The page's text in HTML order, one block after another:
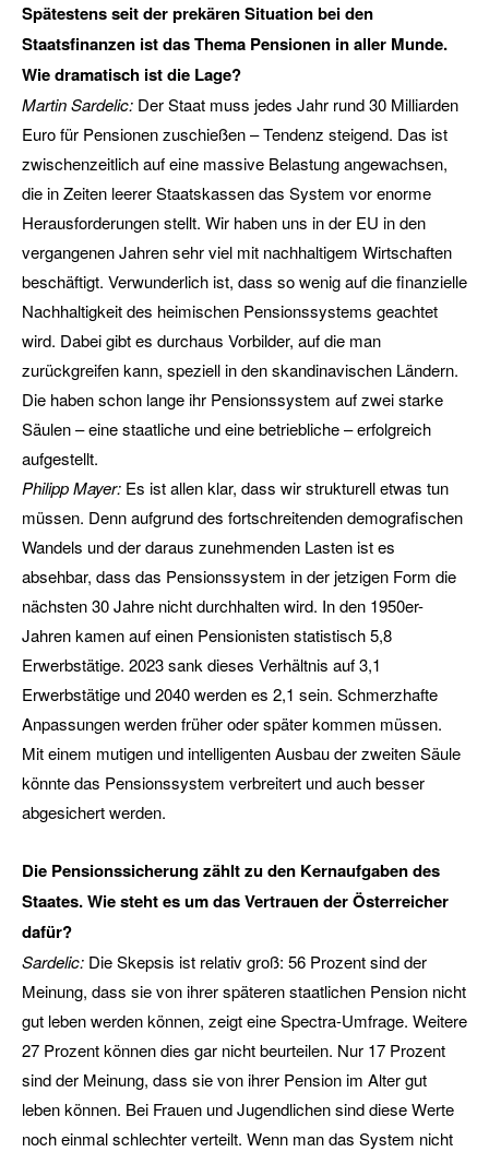
Spätestens seit der prekären Situation bei den
Staatsfinanzen ist das Thema Pensionen in aller Munde.
Wie dramatisch ist die Lage?
Martin Sardelic: Der Staat muss jedes Jahr rund 30 Milliarden
Euro für Pensionen zuschießen – Tendenz steigend. Das ist
zwischenzeitlich auf eine massive Belastung angewachsen,
die in Zeiten leerer Staatskassen das System vor enorme
Herausforderungen stellt. Wir haben uns in der EU in den
vergangenen Jahren sehr viel mit nachhaltigem Wirtschaften
beschäftigt. Verwunderlich ist, dass so wenig auf die finanzielle
Nachhaltigkeit des heimischen Pensionssystems geachtet
wird. Dabei gibt es durchaus Vorbilder, auf die man
zurückgreifen kann, speziell in den skandinavischen Ländern.
Die haben schon lange ihr Pensionssystem auf zwei starke
Säulen – eine staatliche und eine betriebliche – erfolgreich
aufgestellt.
Philipp Mayer: Es ist allen klar, dass wir strukturell etwas tun
müssen. Denn aufgrund des fortschreitenden demografischen
Wandels und der daraus zunehmenden Lasten ist es
absehbar, dass das Pensionssystem in der jetzigen Form die
nächsten 30 Jahre nicht durchhalten wird. In den 1950er-
Jahren kamen auf einen Pensionisten statistisch 5,8
Erwerbstätige. 2023 sank dieses Verhältnis auf 3,1
Erwerbstätige und 2040 werden es 2,1 sein. Schmerzhafte
Anpassungen werden früher oder später kommen müssen.
Mit einem mutigen und intelligenten Ausbau der zweiten Säule
könnte das Pensionssystem verbreitert und auch besser
abgesichert werden.
Die Pensionssicherung zählt zu den Kernaufgaben des
Staates. Wie steht es um das Vertrauen der Österreicher
dafür?
Sardelic: Die Skepsis ist relativ groß: 56 Prozent sind der
Meinung, dass sie von ihrer späteren staatlichen Pension nicht
gut leben werden können, zeigt eine Spectra-Umfrage. Weitere
27 Prozent können dies gar nicht beurteilen. Nur 17 Prozent
sind der Meinung, dass sie von ihrer Pension im Alter gut
leben können. Bei Frauen und Jugendlichen sind diese Werte
noch einmal schlechter verteilt. Wenn man das System nicht